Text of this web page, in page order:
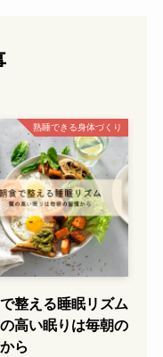
熟睡できる身体づくり
整える睡眠リズム
の高い眠りは毎朝の
ら